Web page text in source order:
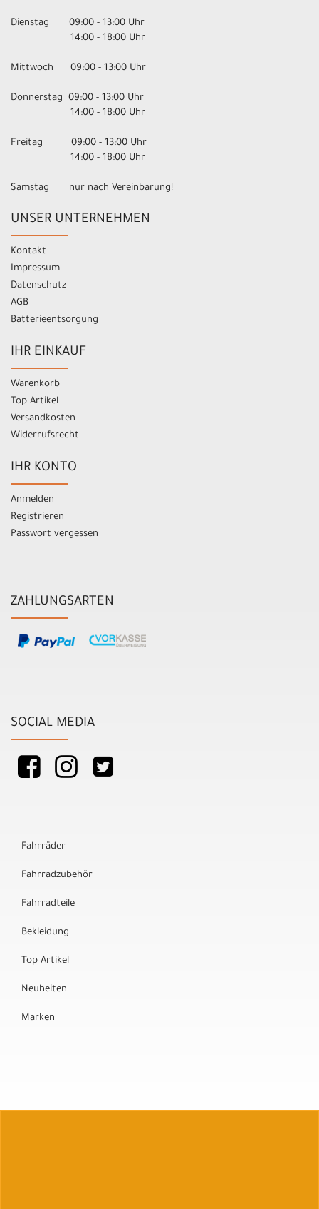
Dienstag 09:00 - 13:00 Uhr
14:00 - 18:00 Uhr
Mittwoch 09:00 - 13:00 Uhr
Donnerstag 09:00 - 13:00 Uhr
14:00 - 18:00 Uhr
Freitag 09:00 - 13:00 Uhr
14:00 - 18:00 Uhr
Samstag nur nach Vereinbarung!
UNSER UNTERNEHMEN
Kontakt
Impressum
Datenschutz
AGB
Batterieentsorgung
IHR EINKAUF
Warenkorb
Top Artikel
Versandkosten
Widerrufsrecht
IHR KONTO
Anmelden
Registrieren
Passwort vergessen
ZAHLUNGSARTEN
SOCIAL MEDIA
Fahrräder
Fahrradzubehör
Fahrradteile
Bekleidung
Top Artikel
Neuheiten
Marken